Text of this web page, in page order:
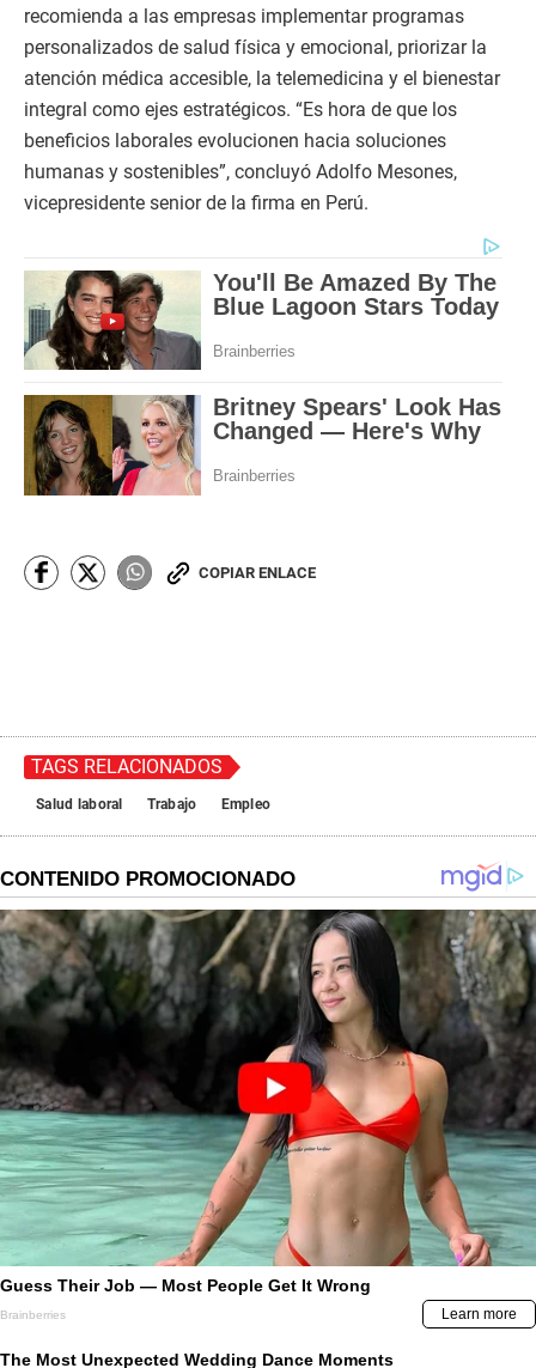
recomienda a las empresas implementar programas
personalizados de salud física y emocional, priorizar la
atención médica accesible, la telemedicina y el bienestar
integral como ejes estratégicos. “Es hora de que los
beneficios laborales evolucionen hacia soluciones
humanas y sostenibles”, concluyó Adolfo Mesones,
vicepresidente senior de la firma en Perú.
COPIAR ENLACE
TAGS RELACIONADOS
Salud laboral Trabajo Empleo